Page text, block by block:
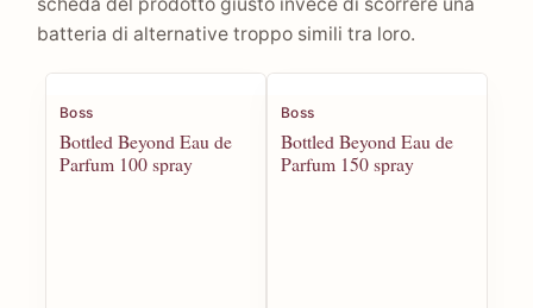
batteria di alternative troppo simili tra loro.
Boss
Bottled Beyond Eau de
Parfum 100 spray
Boss
Bottled Beyond Eau de
Parfum 150 spray